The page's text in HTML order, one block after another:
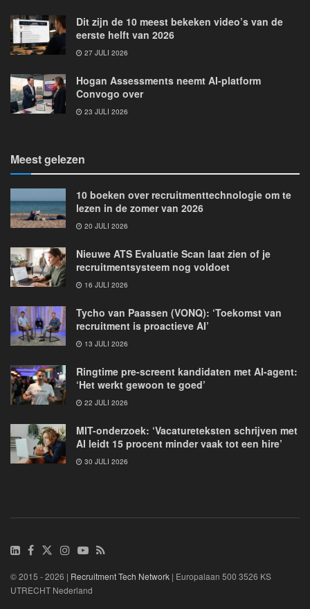
Dit zijn de 10 meest bekeken video’s van de
eerste helft van 2026
27 JULI 2026
Hogan Assessments neemt AI-platform
Convogo over
23 JULI 2026
Meest gelezen
10 boeken over recruitmenttechnologie om te
lezen in de zomer van 2026
20 JULI 2026
Nieuwe ATS Evaluatie Scan laat zien of je
recruitmentsysteem nog voldoet
16 JULI 2026
Tycho van Paassen (VONQ): ‘Toekomst van
recruitment is proactieve AI’
13 JULI 2026
Ringtime pre-screent kandidaten met AI-agent:
‘Het werkt gewoon te goed’
22 JULI 2026
MIT-onderzoek: ‘Vacatureteksten schrijven met
AI leidt 15 procent minder vaak tot een hire’
30 JULI 2026
© 2015 - 2026 | Recruitment Tech Network | Europalaan 500 3526 KS
UTRECHT Nederland